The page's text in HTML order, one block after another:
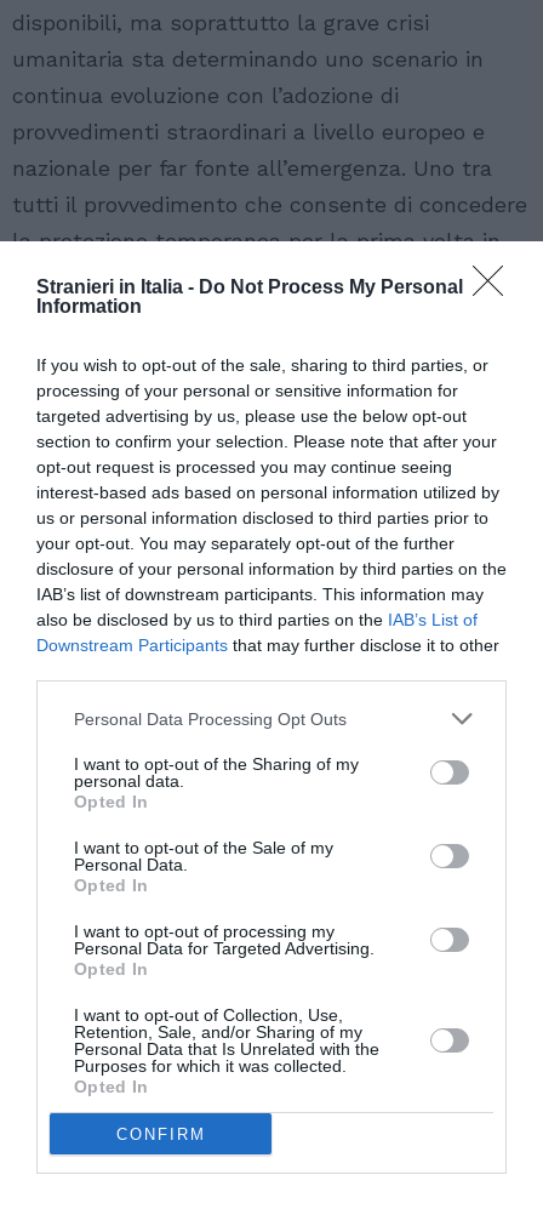
Stranieri in Italia - Do Not Process My Personal
Information
If you wish to opt-out of the sale, sharing to third parties, or
processing of your personal or sensitive information for
targeted advertising by us, please use the below opt-out
section to confirm your selection. Please note that after your
opt-out request is processed you may continue seeing
interest-based ads based on personal information utilized by
us or personal information disclosed to third parties prior to
your opt-out. You may separately opt-out of the further
disclosure of your personal information by third parties on the
IAB’s list of downstream participants. This information may
also be disclosed by us to third parties on the IAB’s List of
Downstream Participants that may further disclose it to other
Personal Data Processing Opt Outs
I want to opt-out of the Sharing of my
personal data.
Opted In
I want to opt-out of the Sale of my
Personal Data.
Opted In
I want to opt-out of processing my
Personal Data for Targeted Advertising.
Opted In
I want to opt-out of Collection, Use,
Retention, Sale, and/or Sharing of my
Personal Data that Is Unrelated with the
Purposes for which it was collected.
Opted In
CONFIRM
disponibili, ma soprattutto la grave crisi
umanitaria sta determinando uno scenario in
continua evoluzione con l’adozione di
provvedimenti straordinari a livello europeo e
nazionale per far fonte all’emergenza. Uno tra
tutti il provvedimento che consente di concedere
la protezione temporanea per la prima volta in
Europa: il 4 marzo il Consiglio europeo ha
adottato all’unanimità una decisione di
temporanea a seguito dell’afflusso massiccio di
persone in fuga dall’Ucraina a causa della
guerra. La protezione temporaneaè un
meccanismo di emergenzaapplicabile in casi di
afflussi massicci di persone e teso afornire
protezione immediata, senza che sia
necessario esaminare la sussistenza dei
presupposti per lo status di rifugiato o
protezione sussidiaria(previo accertamento
della sussistenza dei presupposti e l’assenza di
2022). In Italia sono aperte le richieste di
temporanea per gli sfollati provenienti
dall’Ucraina (per informazioni dettagliate
consultare il
https://integrazionemigranti.gov.it/it-
it/Ricerca-news/Dettaglio-
news/id/2373/Protezione-temporanea-
emergenza-Ucraina-domande-in-Questura